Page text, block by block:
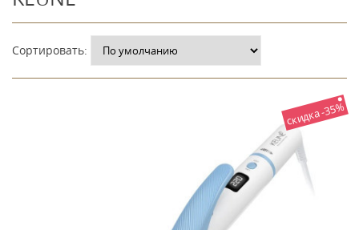
Сортировать:
скидка -35%